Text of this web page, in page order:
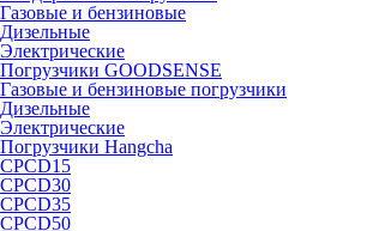
Газовые и бензиновые
Дизельные
Электрические
Погрузчики GOODSENSE
Газовые и бензиновые погрузчики
Дизельные
Электрические
Погрузчики Hangcha
CPCD15
CPCD30
CPCD35
CPCD50